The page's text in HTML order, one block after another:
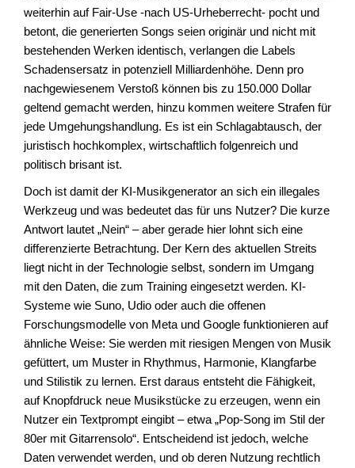
weiterhin auf Fair-Use -nach US-Urheberrecht- pocht und
betont, die generierten Songs seien originär und nicht mit
bestehenden Werken identisch, verlangen die Labels
Schadensersatz in potenziell Milliardenhöhe. Denn pro
nachgewiesenem Verstoß können bis zu 150.000 Dollar
geltend gemacht werden, hinzu kommen weitere Strafen für
jede Umgehungshandlung. Es ist ein Schlagabtausch, der
juristisch hochkomplex, wirtschaftlich folgenreich und
politisch brisant ist.
Doch ist damit der KI-Musikgenerator an sich ein illegales
Werkzeug und was bedeutet das für uns Nutzer? Die kurze
Antwort lautet „Nein“ – aber gerade hier lohnt sich eine
differenzierte Betrachtung. Der Kern des aktuellen Streits
liegt nicht in der Technologie selbst, sondern im Umgang
mit den Daten, die zum Training eingesetzt werden. KI-
Systeme wie Suno, Udio oder auch die offenen
Forschungsmodelle von Meta und Google funktionieren auf
ähnliche Weise: Sie werden mit riesigen Mengen von Musik
gefüttert, um Muster in Rhythmus, Harmonie, Klangfarbe
und Stilistik zu lernen. Erst daraus entsteht die Fähigkeit,
auf Knopfdruck neue Musikstücke zu erzeugen, wenn ein
Nutzer ein Textprompt eingibt – etwa „Pop-Song im Stil der
80er mit Gitarrensolo“. Entscheidend ist jedoch, welche
Daten verwendet werden, und ob deren Nutzung rechtlich